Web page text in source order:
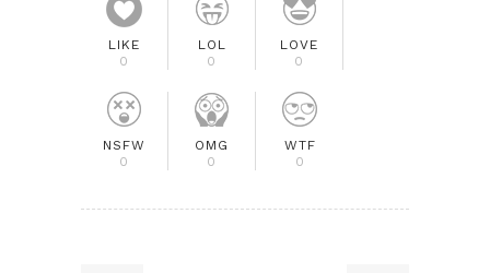
LIKE
0
LOL
0
LOVE
0
NSFW
0
OMG
0
WTF
0